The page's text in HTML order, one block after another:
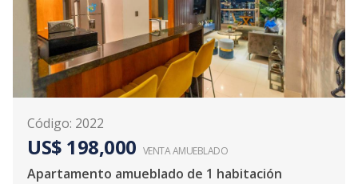
Código: 2022
US$ 198,000 VENTA AMUEBLADO
Apartamento amueblado de 1 habitación